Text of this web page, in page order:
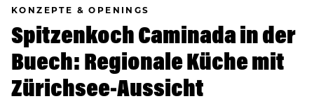
KONZEPTE & OPENINGS
Spitzenkoch Caminada in der
Buech: Regionale Küche mit
Zürichsee-Aussicht